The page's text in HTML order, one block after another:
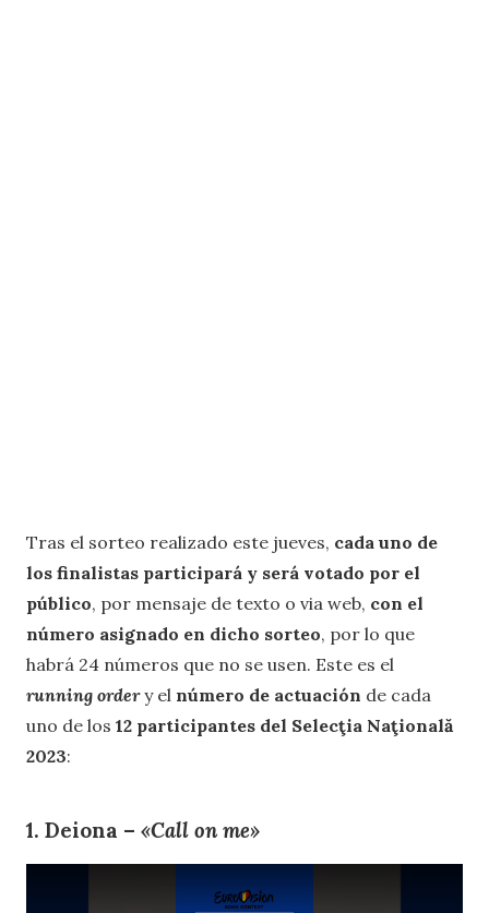
Tras el sorteo realizado este jueves, cada uno de
los finalistas participará y será votado por el
público, por mensaje de texto o via web, con el
número asignado en dicho sorteo, por lo que
habrá 24 números que no se usen. Este es el
running ordery el número de actuación de cada
uno de los 12 participantes del Selecţia Naţională
2023:
1. Deiona – «Call on me»